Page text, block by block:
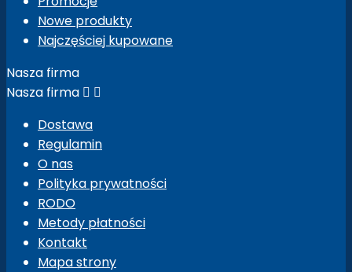
Nowe produkty
Najczęściej kupowane
Nasza firma
Nasza firma  
Dostawa
Regulamin
O nas
Polityka prywatności
RODO
Metody płatności
Kontakt
Mapa strony